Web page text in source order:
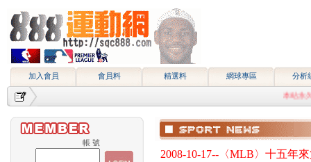
加入會員 會員料 精選料 網球專區 分析
本站永久
帳 號
2008-10-17--〈MLB〉十五年